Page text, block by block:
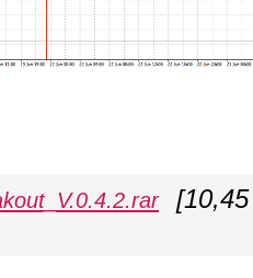
[10,45